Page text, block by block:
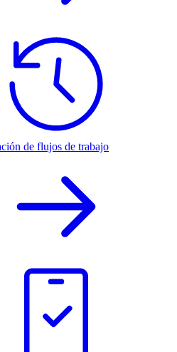
de flujos de trabajo